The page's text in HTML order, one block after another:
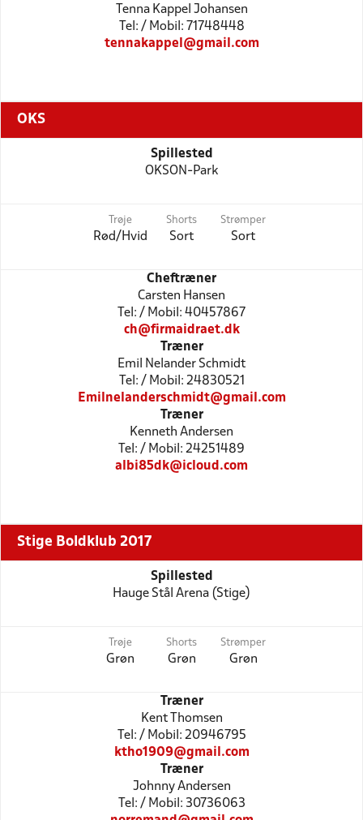
Tenna Kappel Johansen
Tel: / Mobil: 71748448
tennakappel@gmail.com
OKS
Spillested
OKSON-Park
Trøje
Rød/Hvid
Shorts
Sort
Strømper
Sort
Cheftræner
Carsten Hansen
Tel: / Mobil: 40457867
ch@firmaidraet.dk
Træner
Emil Nelander Schmidt
Tel: / Mobil: 24830521
Emilnelanderschmidt@gmail.com
Træner
Kenneth Andersen
Tel: / Mobil: 24251489
albi85dk@icloud.com
Stige Boldklub 2017
Spillested
Hauge Stål Arena (Stige)
Trøje
Grøn
Shorts
Grøn
Strømper
Grøn
Træner
Kent Thomsen
Tel: / Mobil: 20946795
ktho1909@gmail.com
Træner
Johnny Andersen
Tel: / Mobil: 30736063